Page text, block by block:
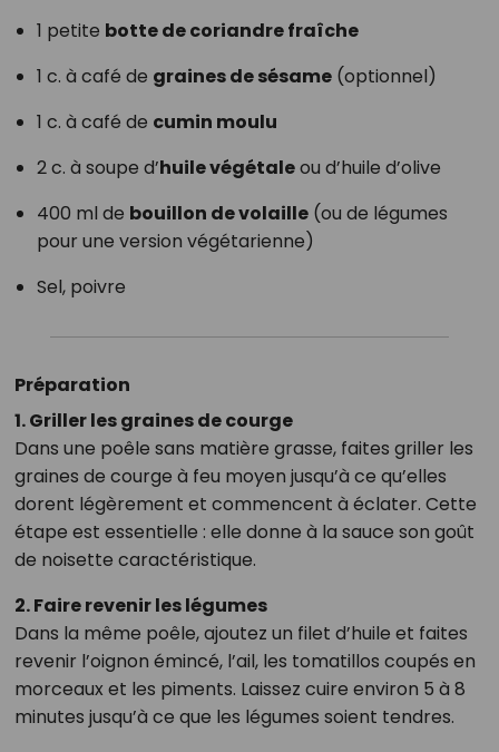
1 petite botte de coriandre fraîche
1 c. à café de graines de sésame(optionnel)
1 c. à café de cumin moulu
2 c. à soupe d’huile végétaleou d’huile d’olive
400 ml de bouillon de volaille(ou de légumes
pour une version végétarienne)
Sel, poivre
Préparation
1. Griller les graines de courge
Dans une poêle sans matière grasse, faites griller les
graines de courge à feu moyen jusqu’à ce qu’elles
dorent légèrement et commencent à éclater. Cette
étape est essentielle : elle donne à la sauce son goût
de noisette caractéristique.
2. Faire revenir les légumes
Dans la même poêle, ajoutez un filet d’huile et faites
revenir l’oignon émincé, l’ail, les tomatillos coupés en
morceaux et les piments. Laissez cuire environ 5 à 8
minutes jusqu’à ce que les légumes soient tendres.